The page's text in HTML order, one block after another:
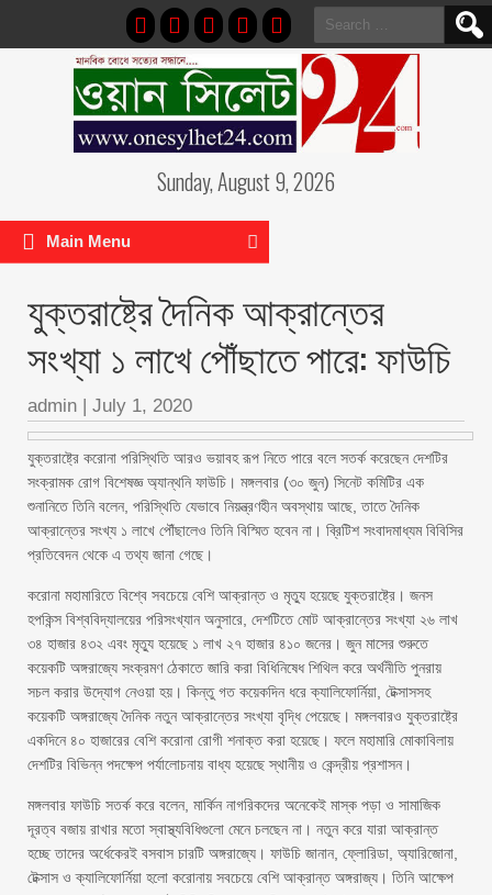
Search
for:
Sunday, August 9, 2026
Main Menu
যুক্তরাষ্ট্রে দৈনিক আক্রান্তের
সংখ্যা ১ লাখে পৌঁছাতে পারে: ফাউচি
admin | July 1, 2020
যুক্তরাষ্ট্রে করোনা পরিস্থিতি আরও ভয়াবহ রূপ নিতে পারে বলে সতর্ক করেছেন দেশটির
সংক্রামক রোগ বিশেষজ্ঞ অ্যান্থনি ফাউচি। মঙ্গলবার (৩০ জুন) সিনেট কমিটির এক
শুনানিতে তিনি বলেন, পরিস্থিতি যেভাবে নিয়ন্ত্রণহীন অবস্থায় আছে, তাতে দৈনিক
আক্রান্তের সংখ্য ১ লাখে পৌঁছালেও তিনি বিস্মিত হবেন না। ব্রিটিশ সংবাদমাধ্যম বিবিসির
প্রতিবেদন থেকে এ তথ্য জানা গেছে।
করোনা মহামারিতে বিশ্বে সবচেয়ে বেশি আক্রান্ত ও মৃত্যু হয়েছে যুক্তরাষ্ট্রে। জনস
হপকিন্স বিশ্ববিদ্যালয়ের পরিসংখ্যান অনুসারে, দেশটিতে মোট আক্রান্তের সংখ্যা ২৬ লাখ
৩৪ হাজার ৪৩২ এবং মৃত্যু হয়েছে ১ লাখ ২৭ হাজার ৪১০ জনের। জুন মাসের শুরুতে
কয়েকটি অঙ্গরাজ্যে সংক্রমণ ঠেকাতে জারি করা বিধিনিষেধ শিথিল করে অর্থনীতি পুনরায়
সচল করার উদ্যোগ নেওয়া হয়। কিন্তু গত কয়েকদিন ধরে ক্যালিফোর্নিয়া, টেক্সাসসহ
কয়েকটি অঙ্গরাজ্যে দৈনিক নতুন আক্রান্তের সংখ্যা বৃদ্ধি পেয়েছে। মঙ্গলবারও যুক্তরাষ্ট্রে
একদিনে ৪০ হাজারের বেশি করোনা রোগী শনাক্ত করা হয়েছে। ফলে মহামারি মোকাবিলায়
দেশটির বিভিন্ন পদক্ষেপ পর্যালোচনায় বাধ্য হয়েছে স্থানীয় ও কেন্দ্রীয় প্রশাসন।
মঙ্গলবার ফাউচি সতর্ক করে বলেন, মার্কিন নাগরিকদের অনেকেই মাস্ক পড়া ও সামাজিক
দূরত্ব বজায় রাখার মতো স্বাস্থ্যবিধিগুলো মেনে চলছেন না। নতুন করে যারা আক্রান্ত
হচ্ছে তাদের অর্ধেকেরই বসবাস চারটি অঙ্গরাজ্যে। ফাউচি জানান, ফ্লোরিডা, অ্যারিজোনা,
টেক্সাস ও ক্যালিফোর্নিয়া হলো করোনায় সবচেয়ে বেশি আক্রান্ত অঙ্গরাজ্য। তিনি আক্ষেপ